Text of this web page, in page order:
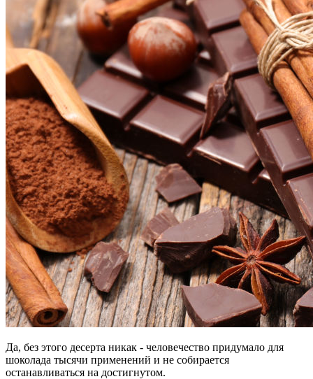
Да, без этого десерта никак - человечество придумало для
шоколада тысячи применений и не собирается
останавливаться на достигнутом.